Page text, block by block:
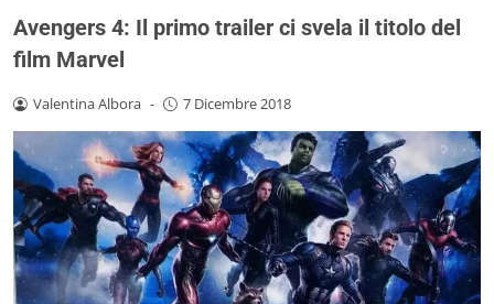
Avengers 4: Il primo trailer ci svela il titolo del
film Marvel
Valentina Albora - 7 Dicembre 2018